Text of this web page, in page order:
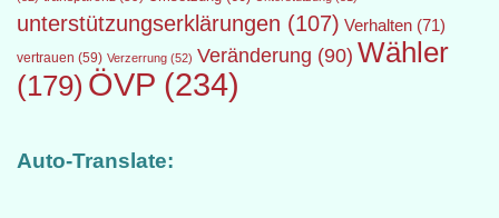
unterstützungserklärungen (107) Verhalten (71)
vertrauen (59) Verzerrung (52) Veränderung (90) Wähler
(179) ÖVP (234)
Auto-Translate: